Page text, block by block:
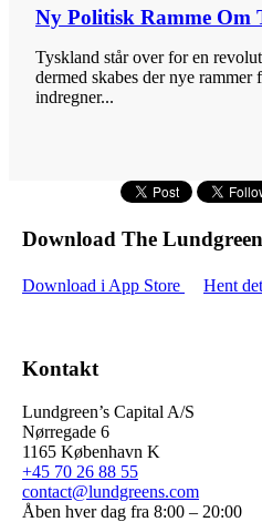
Ny Politisk Ramme Om
Tyskland står over for en
dermed skabes der nye
indregner...
Download The
Download i App Store Hent
Kontakt
Lundgreen’s Capital A/S
Nørregade 6
1165 København K
+45 70 26 88 55
contact@lundgreens.com
Åben hver dag fra 8:00 – 20:00